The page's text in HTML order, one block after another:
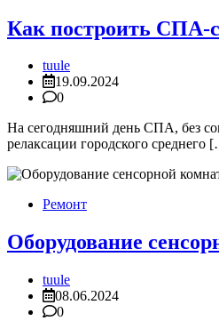
Как построить СПА-
tuule
19.09.2024
0
На сегодняшний день СПА, без
релаксации городского среднего
Ремонт
Оборудование
tuule
08.06.2024
0